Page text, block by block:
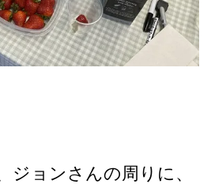
ジョンさんの周りに、